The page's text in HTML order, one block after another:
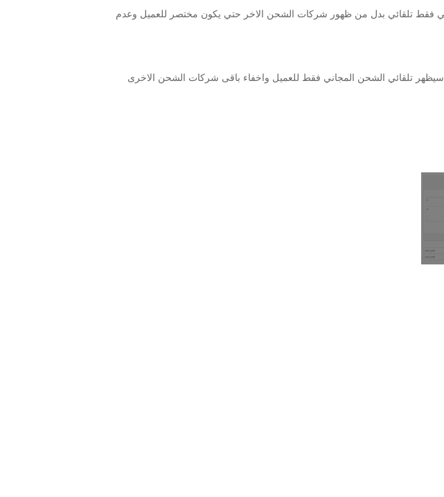
كمثال 250 ريال وترغب بظهور الشحن المجاني فقط تلقائي بدل من ظهور شركات الشحن الاخر حتي يكون مختصر للعميل وعدم
تلقائي الشحن المجاني فقط للعميل واخفاء باقى شركات الشحن الاخرى